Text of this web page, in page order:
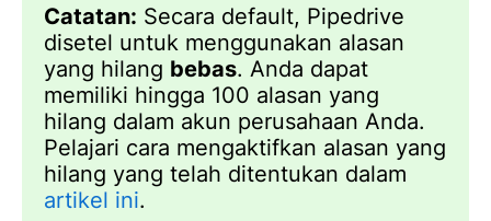
Catatan: Secara default, Pipedrive
disetel untuk menggunakan alasan
yang hilang bebas. Anda dapat
memiliki hingga 100 alasan yang
hilang dalam akun perusahaan Anda.
Pelajari cara mengaktifkan alasan yang
hilang yang telah ditentukan dalam
artikel ini.